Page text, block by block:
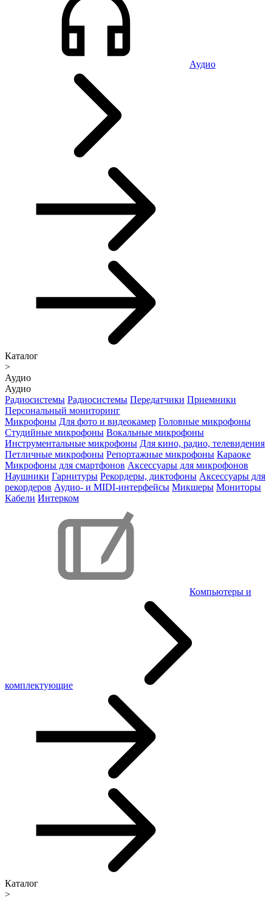
Аудио
Каталог
>
Аудио
Аудио
Радиосистемы Радиосистемы Передатчики Приемники
Персональный мониторинг
Микрофоны Для фото и видеокамер Головные микрофоны
Студийные микрофоны Вокальные микрофоны
Инструментальные микрофоны Для кино, радио, телевидения
Петличные микрофоны Репортажные микрофоны Караоке
Микрофоны для смартфонов Аксессуары для микрофонов
Наушники Гарнитуры Рекордеры, диктофоны Аксессуары для
рекордеров Аудио- и MIDI-интерфейсы Микшеры Мониторы
Кабели Интерком
Компьютеры и
комплектующие
Каталог
>